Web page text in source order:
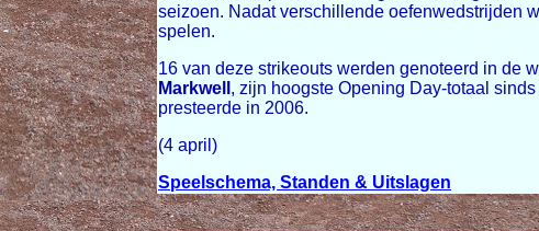
seizoen. Nadat verschillende oefenwedstrijden
spelen.
16 van deze strikeouts werden genoteerd in de
Markwell , zijn hoogste Opening Day-totaal
presteerde in 2006.
(4 april)
Speelschema, Standen & Uitslagen